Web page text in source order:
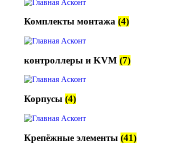
Комплекты монтажа (4)
контроллеры и KVM (7)
Корпусы (4)
Крепёжные элементы (41)